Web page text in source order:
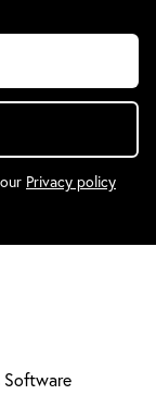
Privacy policy
Software